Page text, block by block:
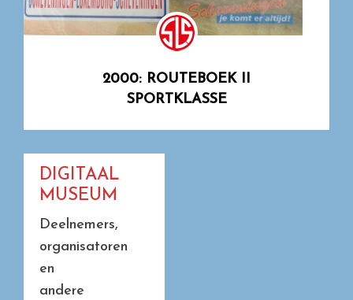
2000: ROUTEBOEK II
SPORTKLASSE
DIGITAAL
MUSEUM
Deelnemers,
organisatoren
en
andere